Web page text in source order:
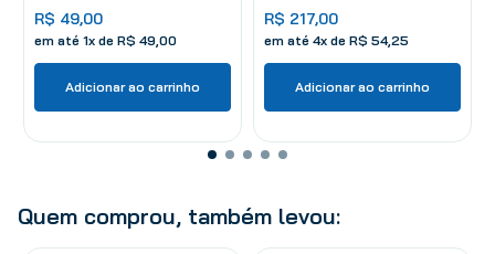
R$ 49,00
em até 1x de R$ 49 00
Adicionar ao carrinho
R$ 217,00
em até 4x de R$ 54,25
Adicionar ao carrinho
Quem comprou, também levou: